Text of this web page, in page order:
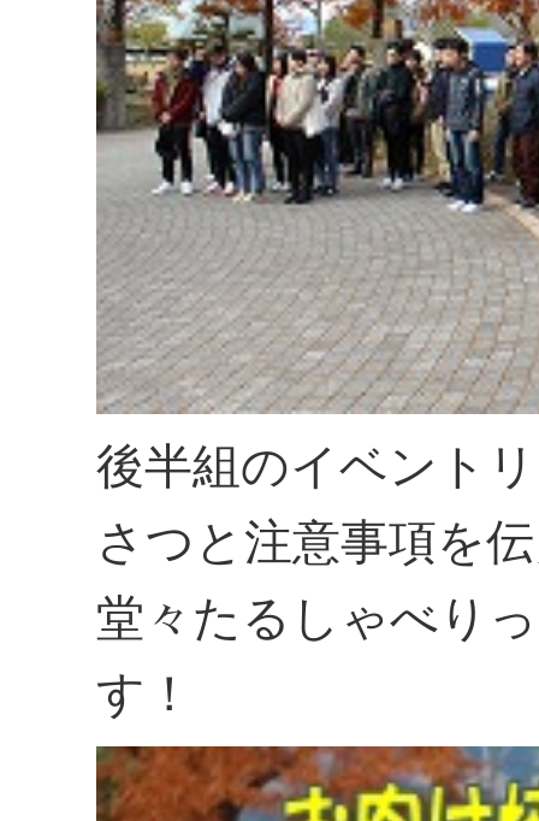
後半組のイベント
さつと注意事項を
堂々たるしゃべり
す！